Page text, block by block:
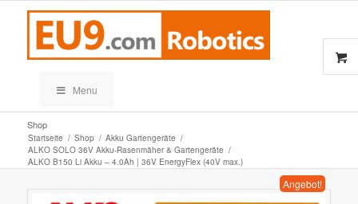
Menu
Shop
Startseite / Shop / Akku Gartengeräte /
ALKO SOLO 36V Akku-Rasenmäher & Gartengeräte /
ALKO B150 Li Akku – 4.0Ah | 36V EnergyFlex (40V max.)
Angebot!